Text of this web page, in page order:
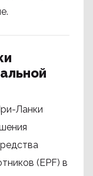
Ланки
(EPF) в